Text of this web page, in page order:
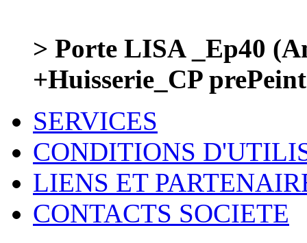
> Porte LISA _Ep40
+Huisserie_CP
SERVICES
CONDITIONS
LIENS ET
CONTACTS SOCIETE